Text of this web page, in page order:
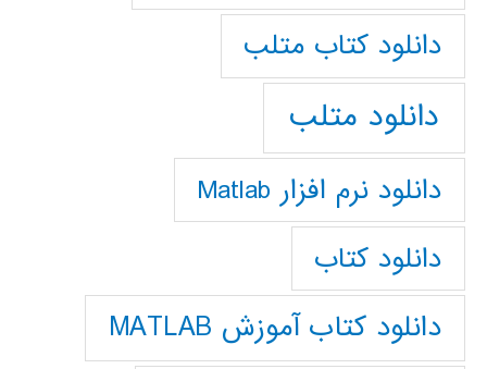
دانلود كتاب متلب
دانلود متلب
دانلود نرم افزار Matlab
دانلود کتاب
دانلود کتاب آموزش MATLAB